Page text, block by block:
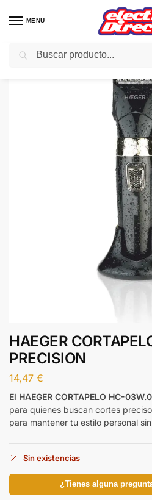
MENU
Inicio PAE / Cuidado personal
HAEGER
PRECISION
14,47 €
El HAEGER CORTAPELO HC-
para quienes buscan cortes
para mantener tu estilo personal
Sin existencias
¿Tienes alguna